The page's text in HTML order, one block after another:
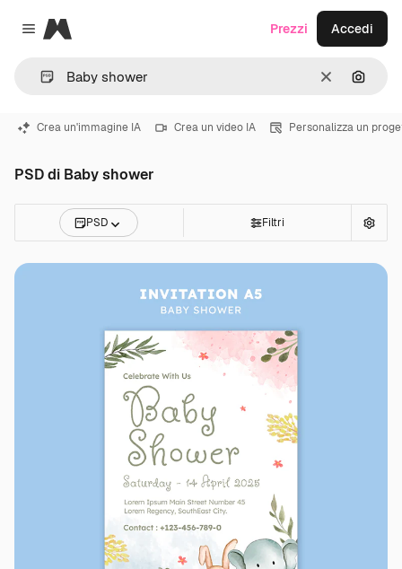
Close menu
Magnific
CancellaCerca
Prezzi Accedi
Crea un'immagine IA Crea un video IA Personalizza un
PSD di Baby shower
PSD Filtri